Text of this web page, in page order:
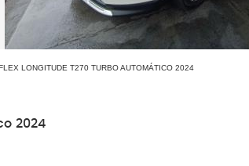
LONGITUDE T270 TURBO AUTOMÁTICO 2024
2024